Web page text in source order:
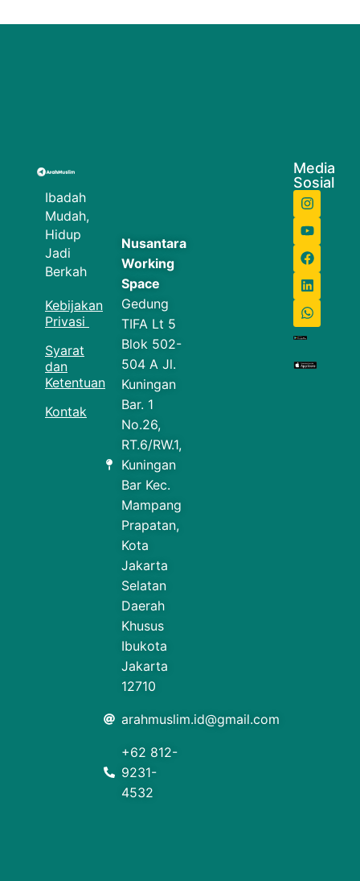
Ibadah
Mudah,
Hidup
Jadi
Berkah
Kebijakan
Privasi
Syarat
dan
Ketentuan
Kontak
Nusantara
Working
Space
Gedung
TIFA Lt 5
Blok 502-
504 A Jl.
Kuningan
Bar. 1
No.26,
RT.6/RW.1,
Kuningan
Bar Kec.
Mampang
Prapatan,
Kota
Jakarta
Selatan
Daerah
Khusus
Ibukota
Jakarta
12710
arahmuslim.id@gmail.com
+62 812-
9231-
4532
Media
Sosial